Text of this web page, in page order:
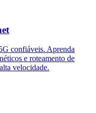
confiáveis. Aprenda
e roteamento de
velocidade.